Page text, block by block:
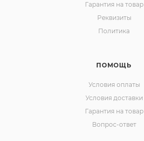
Гарантия на товар
Реквизиты
Политика
ПОМОЩЬ
Условия оплаты
Условия доставки
Гарантия на товар
Вопрос-ответ